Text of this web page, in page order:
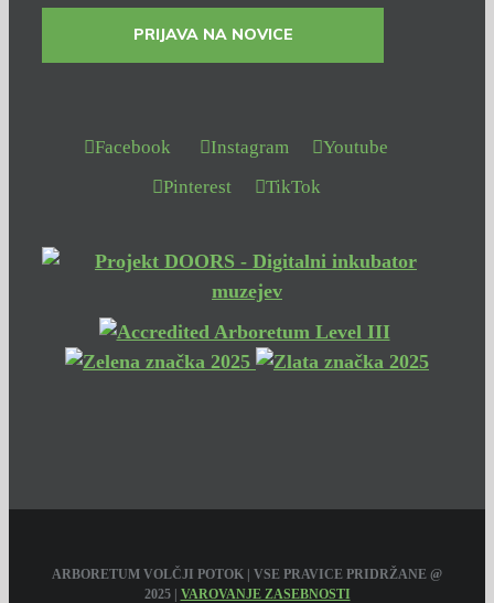
PRIJAVA NA NOVICE
Facebook Instagram
Youtube
Pinterest
TikTok
ARBORETUM VOLČJI POTOK | VSE PRAVICE PRIDRŽANE @
2025 | VAROVANJE ZASEBNOSTI